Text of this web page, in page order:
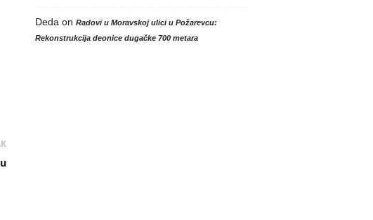
Deda on Radovi u Moravskoj ulici u Požarevcu:
Rekonstrukcija deonice dugačke 700 metara